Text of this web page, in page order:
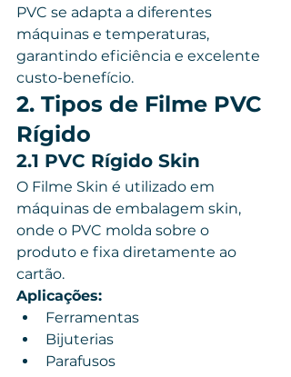
PVC se adapta a diferentes
máquinas e temperaturas,
garantindo eficiência e excelente
custo-benefício.
2. Tipos de Filme PVC
Rígido
2.1 PVC Rígido Skin
O Filme Skin é utilizado em
máquinas de embalagem skin,
onde o PVC molda sobre o
produto e fixa diretamente ao
cartão.
Aplicações:
Ferramentas
Bijuterias
Parafusos